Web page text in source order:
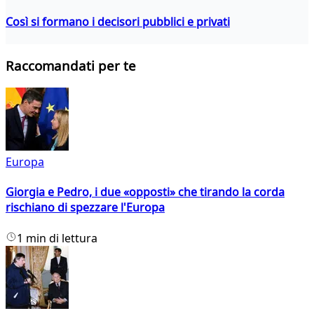
Così si formano i decisori pubblici e privati
Raccomandati per te
Europa
Giorgia e Pedro, i due «opposti» che tirando la corda
rischiano di spezzare l'Europa
1 min di lettura